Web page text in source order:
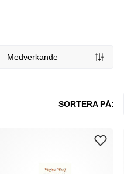
Medverkande
SORTERA PÅ: